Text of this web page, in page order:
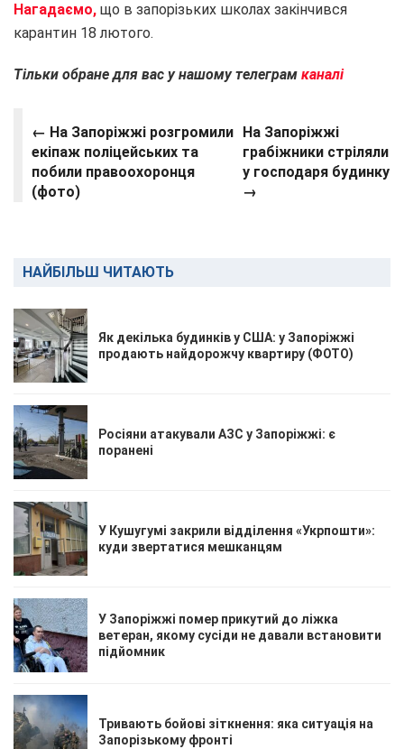
Нагадаємо, що в запорізьких школах закінчився
карантин 18 лютого.
Тільки обране для вас у нашому телеграм каналі
← На Запоріжжі розгромили
екіпаж поліцейських та
побили правоохоронця
(фото)
На Запоріжжі
грабіжники стріляли
у господаря будинку
→
НАЙБІЛЬШ ЧИТАЮТЬ
Як декілька будинків у США: у Запоріжжі
продають найдорожчу квартиру (ФОТО)
Росіяни атакували АЗС у Запоріжжі: є
поранені
У Кушугумі закрили відділення «Укрпошти»:
куди звертатися мешканцям
У Запоріжжі помер прикутий до ліжка
ветеран, якому сусіди не давали встановити
підйомник
Тривають бойові зіткнення: яка ситуація на
Запорізькому фронті